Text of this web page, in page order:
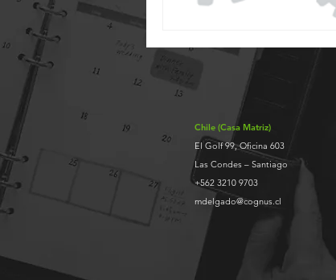
Chile (Casa Matriz)
El Golf 99, Oficina 603
Las Condes – Santiago
+562 3210 9703
mdelgado@cognus.cl